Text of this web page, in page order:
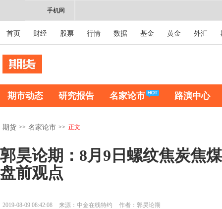
手机网
首页 财经 股票 行情 数据 基金 黄金 外汇
期市动态 研究报告 名家论市 路演中心
期货 >> 名家论市 >> 正文
郭昊论期：8月9日螺纹焦炭焦
盘前观点
2019-08-09 08:42:08 来源：中金在线特约 作者：郭昊论期